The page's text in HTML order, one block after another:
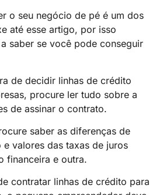
o seu negócio de pé é um dos
até esse artigo, por isso
saber se você pode conseguir
de decidir linhas de crédito
procure ler tudo sobre a
de assinar o contrato.
saber as diferenças de
e valores das taxas de juros
financeira e outra.
contratar linhas de crédito para